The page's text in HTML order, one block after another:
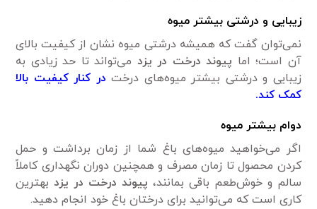
زیبایی و درشتی بیشتر میوه‌
نمی‌توان گفت که همیشه درشتی میوه‌ نشان از کیفیت بالای
آن است؛ اما پیوند درخت در یزد می‌تواند تا حد زیادی به
زیبایی و درشتی بیشتر میوه‌های درخت در کنار کیفیت بالا
کمک کند.
دوام بیشتر میوه‌
اگر می‌خواهید میوه‌‌های باغ شما از زمان برداشت و حمل
کردن محصول تا زمان مصرف و همچنین دوران نگهداری کاملاً
سالم و خوش‌طعم باقی بمانند، پیوند درخت در یزد بهترین
کاری است که می‌توانید برای درختان باغ خود انجام دهید.